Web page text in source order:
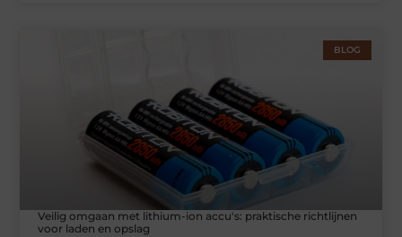
BLOG
Veilig omgaan met lithium-ion accu's: praktische richtlijnen
voor laden en opslag